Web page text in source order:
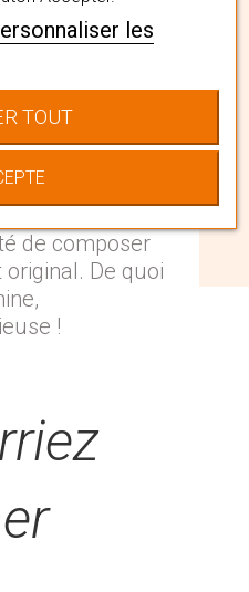
est une
la fois par son
par sa
audacieux et
de composer
De quoi
!
les
TOUT